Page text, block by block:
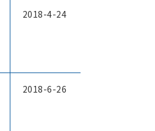
2018-4-24
2018-6-26